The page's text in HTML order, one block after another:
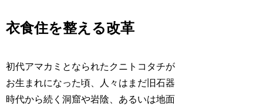
衣食住を整える改革
初代アマカミとなられたクニトコタチが
お生まれになった頃、人々はまだ旧石器
時代から続く洞窟や岩陰、あるいは地面